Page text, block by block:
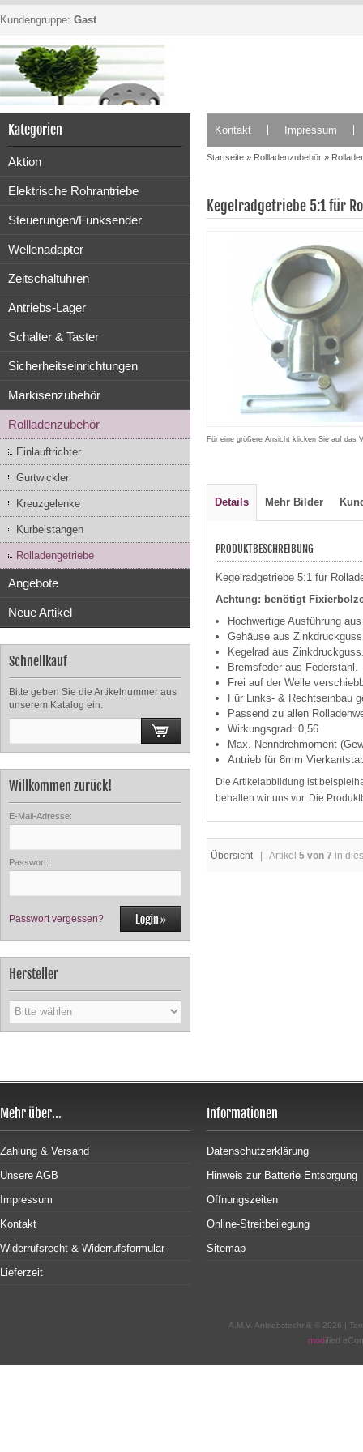
Kundengruppe: Gast
Kategorien
Aktion
Elektrische Rohrantriebe
Steuerungen/Funksender
Wellenadapter
Zeitschaltuhren
Antriebs-Lager
Schalter & Taster
Sicherheitseinrichtungen
Markisenzubehör
Rollladenzubehör
Einlauftrichter
Gurtwickler
Kreuzgelenke
Kurbelstangen
Rolladengetriebe
Angebote
Neue Artikel
Schnellkauf
Bitte geben Sie die Artikelnummer aus
unserem Katalog ein.
Willkommen zurück!
E-Mail-Adresse:
Passwort:
Passwort vergessen?
Hersteller
Kontakt Impressum
Startseite » Rollladenzubehör »
Kegelradgetriebe 5:1 für
Für eine größere Ansicht klicken Sie auf das
Details Mehr Bilder
PRODUKTBESCHREIBUNG
Kegelradgetriebe 5:1 für
Achtung: benötigt
Hochwertige Ausführung
Gehäuse aus
Kegelrad aus
Bremsfeder aus Federstahl.
Frei auf der Welle
Für Links- & Rechtseinbau
Passend zu allen
Wirkungsgrad: 0,56
Max. Nenndrehmoment
Antrieb für 8mm
Die Artikelabbildung ist
behalten wir uns vor. Die
Übersicht| Artikel 5 von 7 in
Mehr über...
Zahlung & Versand
Unsere AGB
Impressum
Kontakt
Widerrufsrecht & Widerrufsformular
Lieferzeit
Informationen
Datenschutzerklärung
Hinweis zur Batterie Entsorgung
Öffnungszeiten
Online-Streitbeilegung
Sitemap
A.M.V. Antriebstechnik © 2026 |
modified